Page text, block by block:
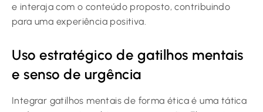
e interaja com o conteúdo proposto, contribuindo
para uma experiência positiva.
Uso estratégico de gatilhos mentais
e senso de urgência
Integrar gatilhos mentais de forma ética é uma tática